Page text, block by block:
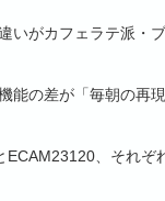
いがカフェラテ派・
能の差が「毎朝の再
ECAM23120、それぞ